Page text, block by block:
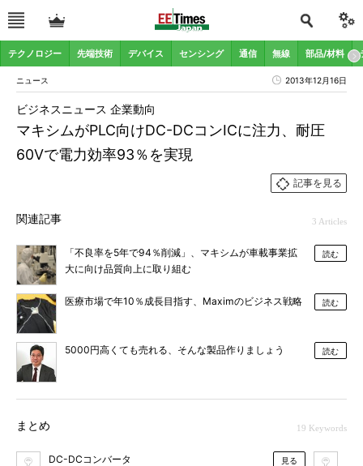
テクノロジー 先端技術 デバイス センシング 通信 無線 部品/材料
ニュース 2013年12月16日
マキシムがPLC向けDC-DCコンICに注力、耐圧
60Vで電力効率93％を実現
ビジネスニュース 企業動向
記事を見る
関連記事 3 Articles
「不良率を5年で94％削減」、マキシムが車載事業拡
大に向け品質向上に取り組む
読む
医療市場で年10％成長目指す、Maximのビジネス戦略 読む
5000円高くても売れる、そんな製品作りましょう 読む
まとめ 19 Keywords
DC-DCコンバータ 見る